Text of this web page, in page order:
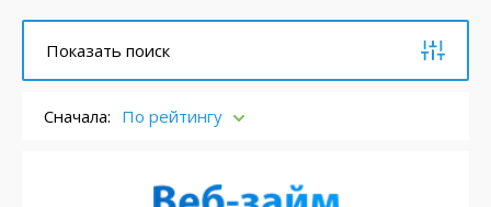
Показать поиск
Сначала: По рейтингу